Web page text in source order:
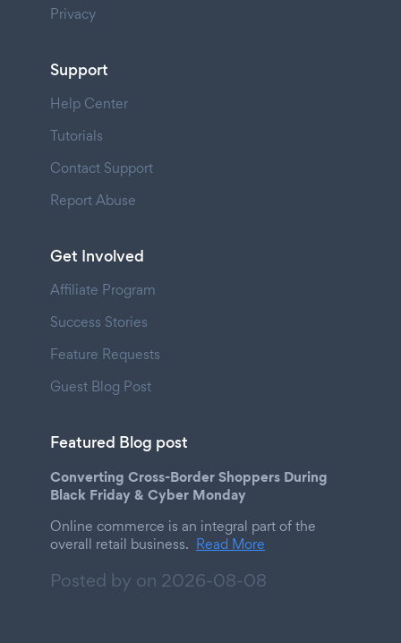
Privacy
Support
Help Center
Tutorials
Contact Support
Report Abuse
Get Involved
Affiliate Program
Success Stories
Feature Requests
Guest Blog Post
Featured Blog post
Converting Cross-Border Shoppers During
Black Friday & Cyber Monday
Online commerce is an integral part of the
overall retail business. Read More
Posted by on 2026-08-08